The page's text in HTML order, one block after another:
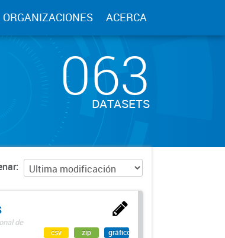
ORGANIZACIONES ACERCA
063
DATASETS
de
csv zip gráfico